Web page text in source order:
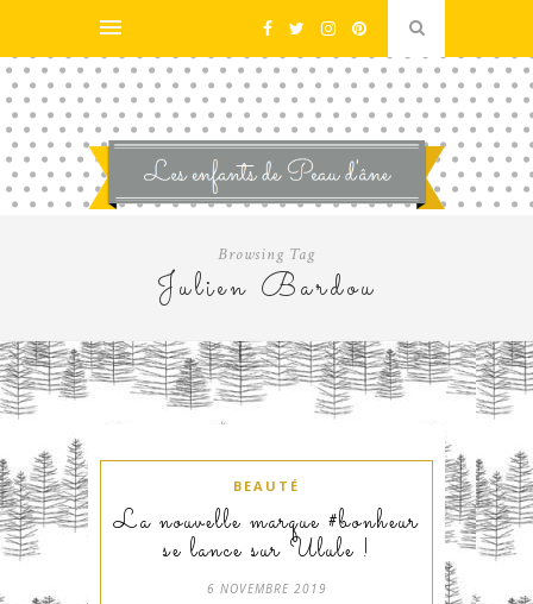
Browsing Tag
Julien Bardou
BEAUTÉ
La nouvelle marque #bonheur
se lance sur Ulule !
6 NOVEMBRE 2019